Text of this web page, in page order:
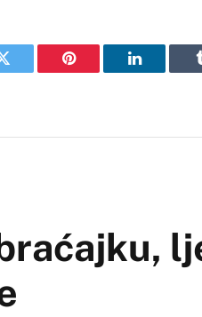
Twitter Pinterest LinkedIn